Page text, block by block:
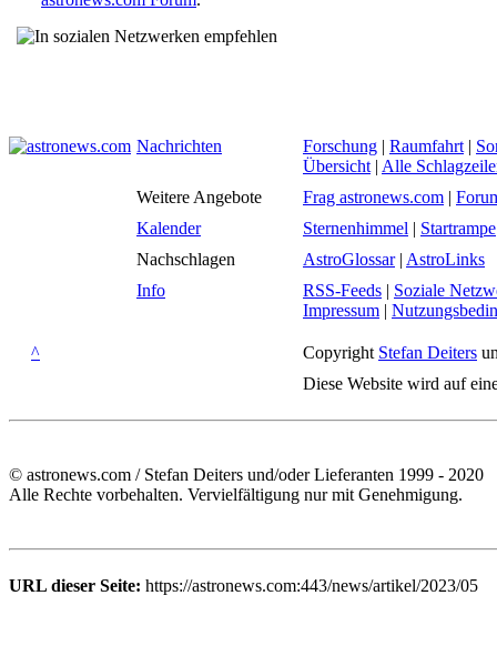
Nachrichten Forschung | Raumfahrt |
Übersicht | Alle
Weitere Angebote
Frag astronews.com |
Kalender
Sternenhimmel | Startrampe
Nachschlagen
AstroGlossar| AstroLinks
Info
RSS-Feeds | Soziale
Impressum |
^ Copyright Stefan Deiters
Diese Website wird auf
© astronews.com / Stefan Deiters und/oder Lieferanten 1999 - 2020
Alle Rechte vorbehalten. Vervielfältigung nur mit Genehmigung.
URL dieser Seite: https://astronews.com:443/news/artikel/2023/05